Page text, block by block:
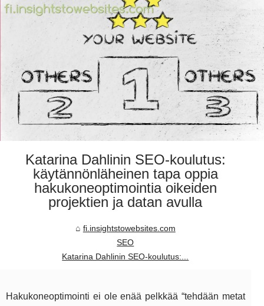
Katarina Dahlinin SEO-koulutus:
käytännönläheinen tapa oppia
hakukoneoptimointia oikeiden
projektien ja datan avulla
fi.insightstowebsites.com
SEO
Katarina Dahlinin SEO-koulutus:...
Hakukoneoptimointi ei ole enää pelkkää “tehdään metat